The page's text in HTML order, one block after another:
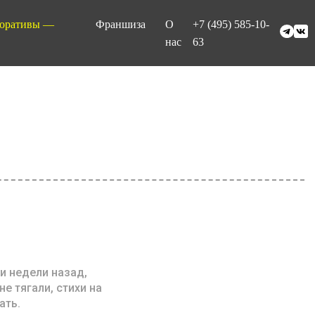
—
Франшиза
О
нас
+7 (495) 585-10-
63
недели назад,
тягали, стихи на